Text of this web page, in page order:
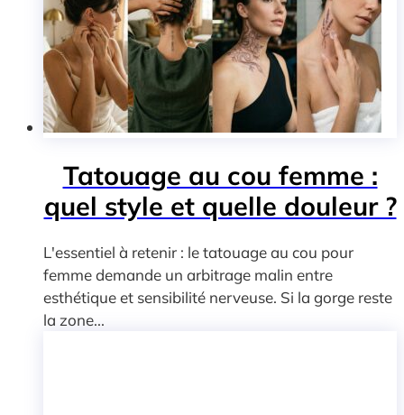
Tatouage au cou femme :
quel style et quelle douleur ?
L'essentiel à retenir : le tatouage au cou pour
femme demande un arbitrage malin entre
esthétique et sensibilité nerveuse. Si la gorge reste
la zone...